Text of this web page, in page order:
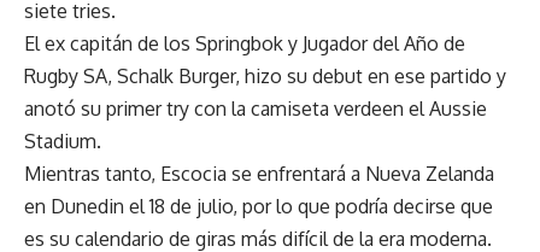
siete tries.
El ex capitán de los Springbok y Jugador del Año de
Rugby SA, Schalk Burger, hizo su debut en ese partido y
anotó su primer try con la camiseta verdeen el Aussie
Stadium.
Mientras tanto, Escocia se enfrentará a Nueva Zelanda
en Dunedin el 18 de julio, por lo que podría decirse que
es su calendario de giras más difícil de la era moderna.